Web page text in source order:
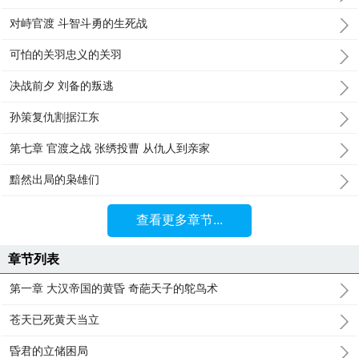
对峙官渡 斗智斗勇的生死战
可怕的关羽忠义的关羽
决战前夕 刘备的叛逃
孙策复仇割据江东
第七章 官渡之战 张绣投曹 从仇人到亲家
黯然出局的枭雄们
查看更多章节...
章节列表
第一章 大汉帝国的黄昏 奇葩天子的鸵鸟术
苍天已死黄天当立
昏君的立储困局